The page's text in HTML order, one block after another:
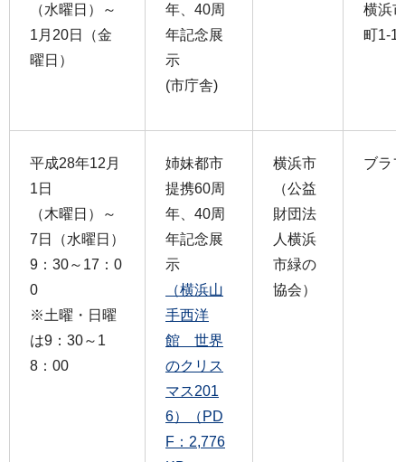
（水曜日）～
1月20日（金
曜日）
年、40周
年記念展
示
(市庁舎)
横浜
町1-1
平成28年12月
1日
（木曜日）～
7日（水曜日）
9：30～17：0
0
※土曜・日曜
は9：30～1
8：00
姉妹都市
提携60周
年、40周
年記念展
示
（横浜山
手西洋
館 世界
のクリス
マス201
6）（PD
F：2,776
横浜市
（公益
財団法
人横浜
市緑の
協会）
ブラ